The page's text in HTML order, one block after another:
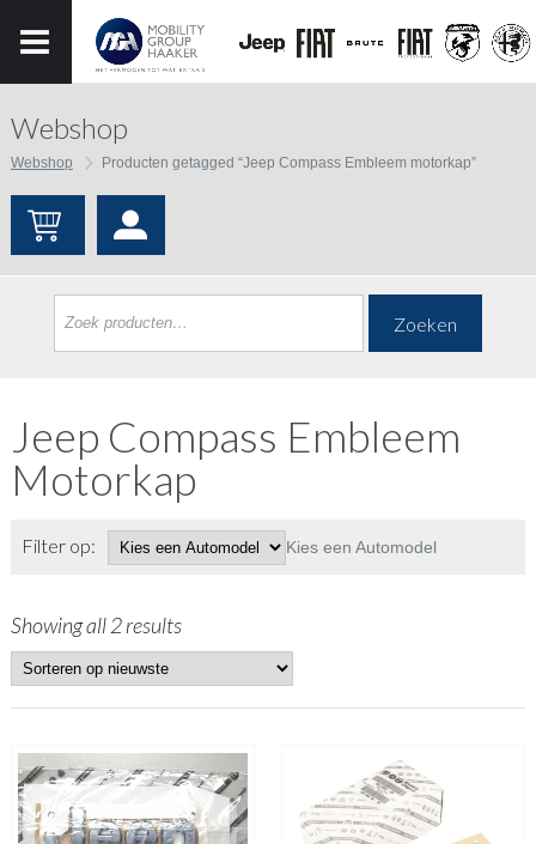
Webshop
Webshop Producten getagged “Jeep Compass Embleem motorkap”
Zoeken
Jeep Compass Embleem
Motorkap
Filter op: Kies een Automodel
Showing all 2 results